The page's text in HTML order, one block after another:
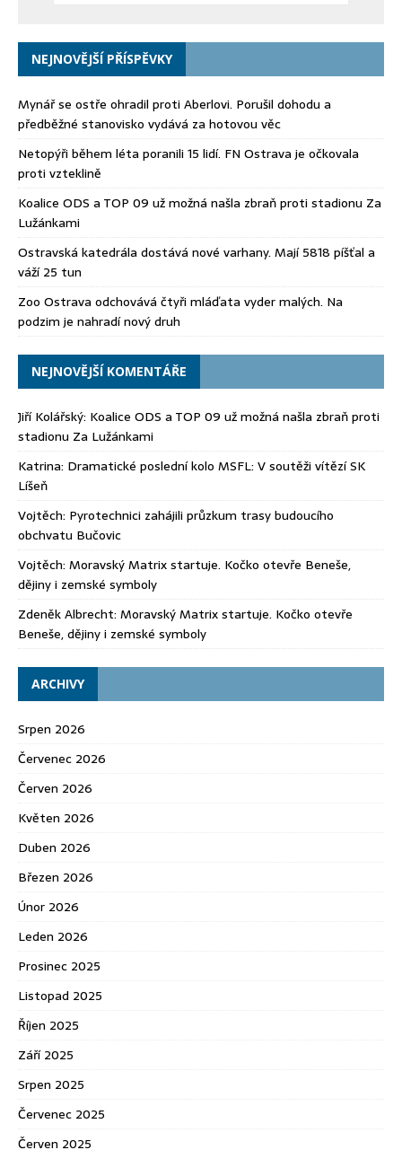
NEJNOVĚJŠÍ PŘÍSPĚVKY
Mynář se ostře ohradil proti Aberlovi. Porušil dohodu a
předběžné stanovisko vydává za hotovou věc
Netopýři během léta poranili 15 lidí. FN Ostrava je očkovala
proti vzteklině
Koalice ODS a TOP 09 už možná našla zbraň proti stadionu Za
Lužánkami
Ostravská katedrála dostává nové varhany. Mají 5818 píšťal a
váží 25 tun
Zoo Ostrava odchovává čtyři mláďata vyder malých. Na
podzim je nahradí nový druh
NEJNOVĚJŠÍ KOMENTÁŘE
Jiří Kolářský: Koalice ODS a TOP 09 už možná našla zbraň proti
stadionu Za Lužánkami
Katrina: Dramatické poslední kolo MSFL: V soutěži vítězí SK
Líšeň
Vojtěch: Pyrotechnici zahájili průzkum trasy budoucího
obchvatu Bučovic
Vojtěch: Moravský Matrix startuje. Kočko otevře Beneše,
dějiny i zemské symboly
Zdeněk Albrecht: Moravský Matrix startuje. Kočko otevře
Beneše, dějiny i zemské symboly
ARCHIVY
Srpen 2026
Červenec 2026
Červen 2026
Květen 2026
Duben 2026
Březen 2026
Únor 2026
Leden 2026
Prosinec 2025
Listopad 2025
Říjen 2025
Září 2025
Srpen 2025
Červenec 2025
Červen 2025